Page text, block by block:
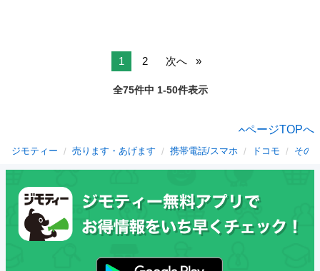
1 2 次へ
全75件中 1-50件表示
ページTOPへ
ジモティー 売ります・あげます 携帯電話/スマホ ドコモ その